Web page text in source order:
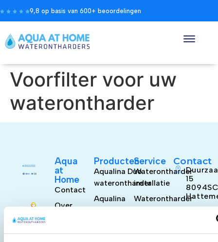
9,8 op basis van 600+ beoordelingen
Voorfilter voor uw
waterontharder
Aqua
at
Home
Contact
Over
Ervaringen
Producten
Aqualina Duo
waterontharder
Aqualina
Service
Waterontharder
installatie
Waterontharder
Contact
15